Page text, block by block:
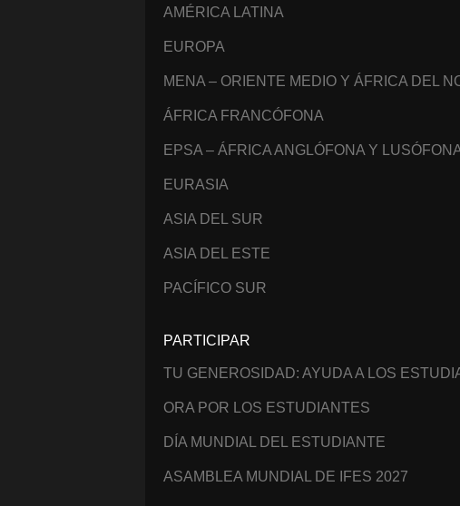
AMÉRICA LATINA
EUROPA
MENA – ORIENTE MEDIO Y ÁFRICA DEL
ÁFRICA FRANCÓFONA
EPSA – ÁFRICA ANGLÓFONA Y
EURASIA
ASIA DEL SUR
ASIA DEL ESTE
PACÍFICO SUR
PARTICIPAR
TU GENEROSIDAD: AYUDA A LOS
ORA POR LOS ESTUDIANTES
DÍA MUNDIAL DEL ESTUDIANTE
ASAMBLEA MUNDIAL DE IFES 2027